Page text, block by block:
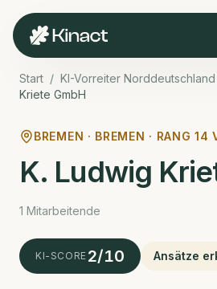
Start / KI-Vorreiter Norddeutschland
Kriete GmbH
BREMEN · BREMEN · RANG14
K. Ludwig
1 Mitarbeitende
KI-SCORE 2/10 Ansätze